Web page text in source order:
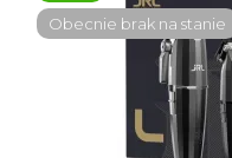
Obecnie brak na stanie